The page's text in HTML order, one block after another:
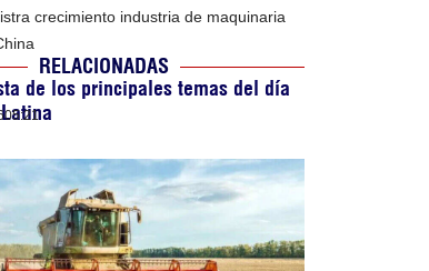
crecimiento industria de maquinaria
RELACIONADAS
de los principales temas del día
05:21